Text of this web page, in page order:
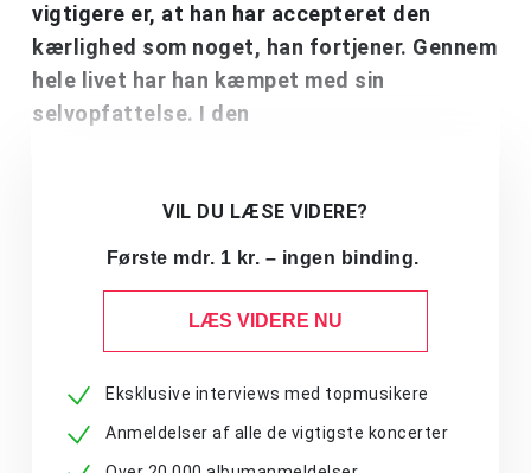
vigtigere er, at han har accepteret den
kærlighed som noget, han fortjener. Gennem
hele livet har han kæmpet med sin
selvopfattelse. I den
VIL DU LÆSE VIDERE?
Første mdr. 1 kr. – ingen binding.
LÆS VIDERE NU
Eksklusive interviews med topmusikere
Anmeldelser af alle de vigtigste koncerter